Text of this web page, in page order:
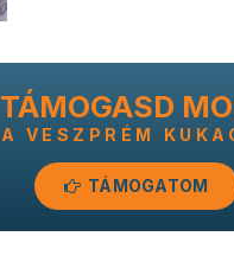
TÁMOGASD
A VESZPRÉM
TÁMOGATOM